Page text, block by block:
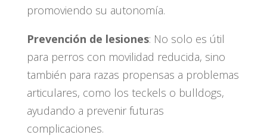
promoviendo su autonomía.
Prevención de lesiones: No solo es útil
para perros con movilidad reducida, sino
también para razas propensas a problemas
articulares, como los teckels o bulldogs,
ayudando a prevenir futuras
complicaciones.